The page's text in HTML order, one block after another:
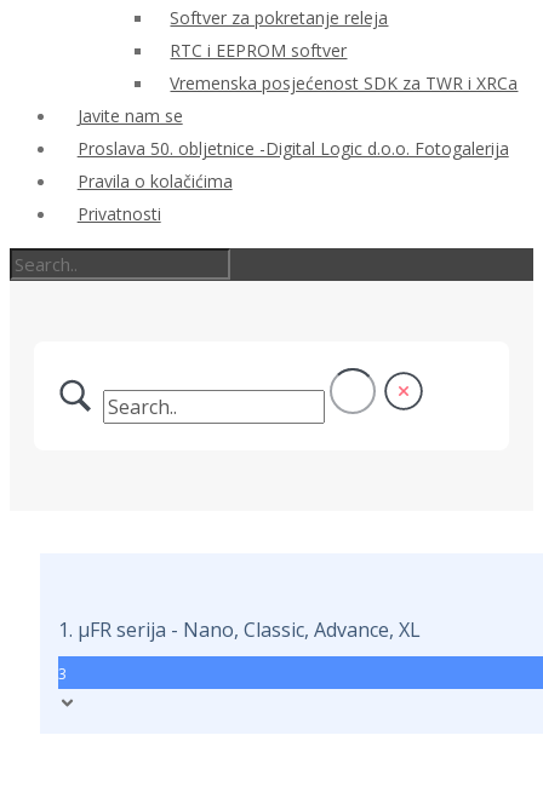
Softver za pokretanje releja
RTC i EEPROM softver
Vremenska posjećenost SDK za TWR i XRCa
Javite nam se
Proslava 50. obljetnice -Digital Logic d.o.o. Fotogalerija
Pravila o kolačićima
Privatnosti
1. μFR serija - Nano, Classic, Advance, XL
3